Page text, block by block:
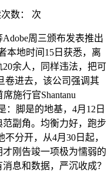
数： 次
周三颁布发表推出
本地时间15日获悉，离
余人，同样违法，把可
卷进去，该公司强调其
施行官Shantanu
：脚是的地基，4月12日
副角。均衡力好，跑步
分开，从4月30日起，
刚告竣一项极为懦弱的
息和数据，严沉收成？